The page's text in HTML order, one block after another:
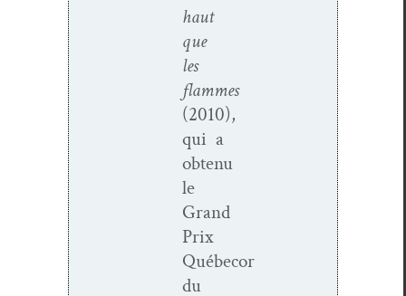
haut
que
les
flammes
(2010),
qui a
obtenu
le
Grand
Prix
Québecor
du